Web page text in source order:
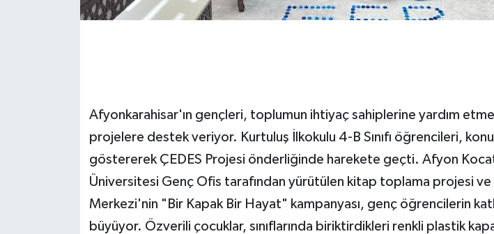
Afyonkarahisar'ın gençleri, toplumun ihtiyaç sahiplerine yardım
projelere destek veriyor. Kurtuluş İlkokulu 4-B Sınıfı öğrencileri,
göstererek ÇEDES Projesi önderliğinde harekete geçti. Afyon
Üniversitesi Genç Ofis tarafından yürütülen kitap toplama projesi ve
Merkezi'nin "Bir Kapak Bir Hayat" kampanyası, genç öğrencilerin
büyüyor. Özverili çocuklar, sınıflarında biriktirdikleri renkli plastik